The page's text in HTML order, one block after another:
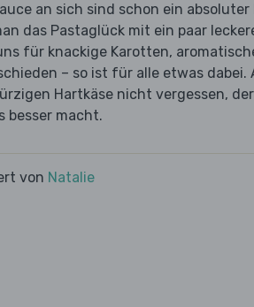
an sich sind schon ein absoluter
das Pastaglück mit ein paar
für knackige Karotten,
– so ist für alle etwas
Hartkäse nicht vergessen,
besser macht.
von Natalie